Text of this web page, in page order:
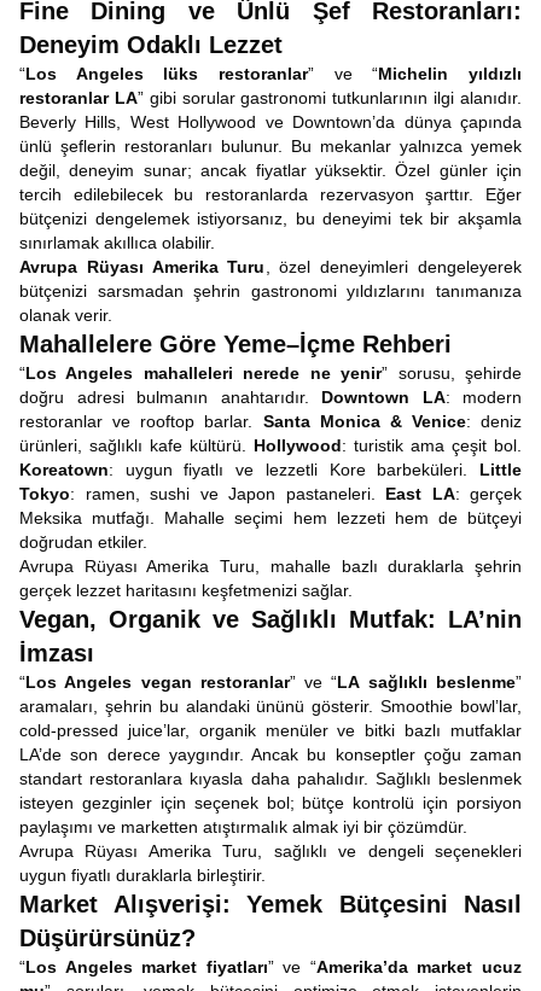
Fine Dining ve Ünlü Şef Restoranları:
Deneyim Odaklı Lezzet
“Los Angeles lüks restoranlar” ve “Michelin yıldızlı
restoranlar LA” gibi sorular gastronomi tutkunlarının ilgi alanıdır.
Beverly Hills, West Hollywood ve Downtown’da dünya çapında
ünlü şeflerin restoranları bulunur. Bu mekanlar yalnızca yemek
değil, deneyim sunar; ancak fiyatlar yüksektir. Özel günler için
tercih edilebilecek bu restoranlarda rezervasyon şarttır. Eğer
bütçenizi dengelemek istiyorsanız, bu deneyimi tek bir akşamla
sınırlamak akıllıca olabilir.
Avrupa Rüyası Amerika Turu , özel deneyimleri dengeleyerek
bütçenizi sarsmadan şehrin gastronomi yıldızlarını tanımanıza
olanak verir.
Mahallelere Göre Yeme–İçme Rehberi
“Los Angeles mahalleleri nerede ne yenir” sorusu, şehirde
doğru adresi bulmanın anahtarıdır. Downtown LA: modern
restoranlar ve rooftop barlar. Santa Monica & Venice: deniz
ürünleri, sağlıklı kafe kültürü. Hollywood: turistik ama çeşit bol.
Koreatown: uygun fiyatlı ve lezzetli Kore barbeküleri. Little
Tokyo: ramen, sushi ve Japon pastaneleri. East LA: gerçek
Meksika mutfağı. Mahalle seçimi hem lezzeti hem de bütçeyi
doğrudan etkiler.
Avrupa Rüyası Amerika Turu, mahalle bazlı duraklarla şehrin
gerçek lezzet haritasını keşfetmenizi sağlar.
Vegan, Organik ve Sağlıklı Mutfak: LA’nin
İmzası
“Los Angeles vegan restoranlar” ve “LA sağlıklı beslenme”
aramaları, şehrin bu alandaki ününü gösterir. Smoothie bowl’lar,
cold-pressed juice’lar, organik menüler ve bitki bazlı mutfaklar
LA’de son derece yaygındır. Ancak bu konseptler çoğu zaman
standart restoranlara kıyasla daha pahalıdır. Sağlıklı beslenmek
isteyen gezginler için seçenek bol; bütçe kontrolü için porsiyon
paylaşımı ve marketten atıştırmalık almak iyi bir çözümdür.
Avrupa Rüyası Amerika Turu, sağlıklı ve dengeli seçenekleri
uygun fiyatlı duraklarla birleştirir.
Market Alışverişi: Yemek Bütçesini Nasıl
Düşürürsünüz?
“Los Angeles market fiyatları” ve “Amerika’da market ucuz